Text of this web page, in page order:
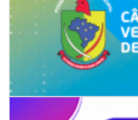
07/08/2026 | 07:00
Prefeitura de Itapema segue com
produtores culturais